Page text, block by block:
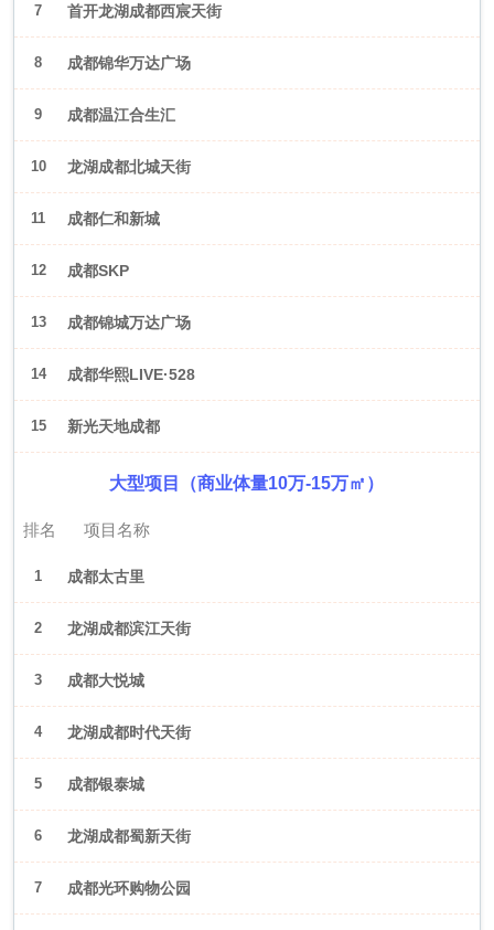
7 首开龙湖成都西宸天街
8 成都锦华万达广场
9 成都温江合生汇
10 龙湖成都北城天街
11 成都仁和新城
12 成都SKP
13 成都锦城万达广场
14 成都华熙LIVE·528
15 新光天地成都
大型项目（商业体量10万-15万㎡）
排名 项目名称
1 成都太古里
2 龙湖成都滨江天街
3 成都大悦城
4 龙湖成都时代天街
5 成都银泰城
6 龙湖成都蜀新天街
7 成都光环购物公园